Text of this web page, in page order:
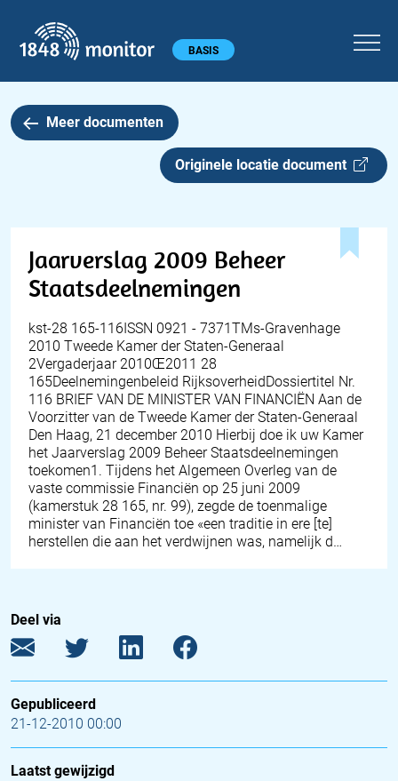
Hoofdmenu BASIS
Meer documenten
Originele locatie document
Jaarverslag 2009 Beheer
Staatsdeelnemingen
kst-28 165-116ISSN 0921 - 7371TMs-Gravenhage
2010 Tweede Kamer der Staten-Generaal
2Vergaderjaar 2010Œ2011 28
165Deelnemingenbeleid RijksoverheidDossiertitel Nr.
116 BRIEF VAN DE MINISTER VAN FINANCIËN Aan de
Voorzitter van de Tweede Kamer der Staten-Generaal
Den Haag, 21 december 2010 Hierbij doe ik uw Kamer
het Jaarverslag 2009 Beheer Staatsdeelnemingen
toekomen1. Tijdens het Algemeen Overleg van de
vaste commissie Financiën op 25 juni 2009
(kamerstuk 28 165, nr. 99), zegde de toenmalige
minister van Financiën toe «een traditie in ere [te]
herstellen die aan het verdwijnen was, namelijk d…
Deel via
Gepubliceerd
21-12-2010 00:00
Laatst gewijzigd